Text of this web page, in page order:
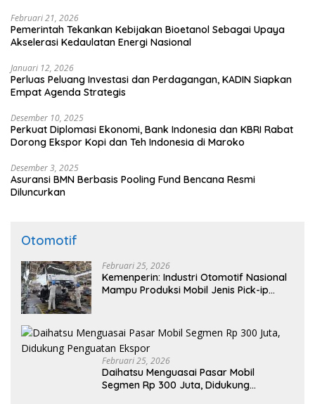
Februari 21, 2026
Pemerintah Tekankan Kebijakan Bioetanol Sebagai Upaya
Akselerasi Kedaulatan Energi Nasional
Januari 12, 2026
Perluas Peluang Investasi dan Perdagangan, KADIN Siapkan
Empat Agenda Strategis
Desember 10, 2025
Perkuat Diplomasi Ekonomi, Bank Indonesia dan KBRI Rabat
Dorong Ekspor Kopi dan Teh Indonesia di Maroko
Desember 3, 2025
Asuransi BMN Berbasis Pooling Fund Bencana Resmi
Diluncurkan
Otomotif
Februari 25, 2026
Kemenperin: Industri Otomotif Nasional
Mampu Produksi Mobil Jenis Pick-ip
Februari 25, 2026
Daihatsu Menguasai Pasar Mobil
Segmen Rp 300 Juta, Didukung